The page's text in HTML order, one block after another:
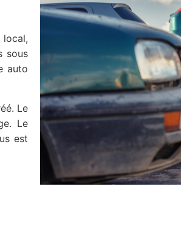
sous
auto
Le
Le
est